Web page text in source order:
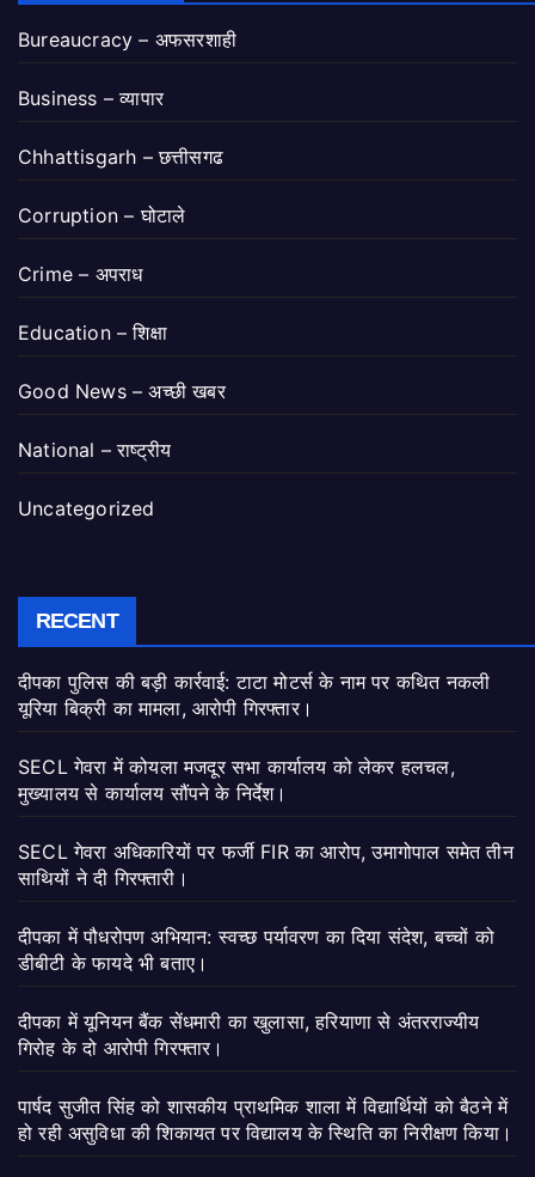
Bureaucracy – अफसरशाही
Business – व्यापार
Chhattisgarh – छत्तीसगढ
Corruption – घोटाले
Crime – अपराध
Education – शिक्षा
Good News – अच्छी खबर
National – राष्ट्रीय
Uncategorized
RECENT
दीपका पुलिस की बड़ी कार्रवाई: टाटा मोटर्स के नाम पर कथित नकली
यूरिया बिक्री का मामला, आरोपी गिरफ्तार।
SECL गेवरा में कोयला मजदूर सभा कार्यालय को लेकर हलचल,
मुख्यालय से कार्यालय सौंपने के निर्देश।
SECL गेवरा अधिकारियों पर फर्जी FIR का आरोप, उमागोपाल समेत तीन
साथियों ने दी गिरफ्तारी।
दीपका में पौधरोपण अभियान: स्वच्छ पर्यावरण का दिया संदेश, बच्चों को
डीबीटी के फायदे भी बताए।
दीपका में यूनियन बैंक सेंधमारी का खुलासा, हरियाणा से अंतरराज्यीय
गिरोह के दो आरोपी गिरफ्तार।
पार्षद सुजीत सिंह को शासकीय प्राथमिक शाला में विद्यार्थियों को बैठने में
हो रही असुविधा की शिकायत पर विद्यालय के स्थिति का निरीक्षण किया।